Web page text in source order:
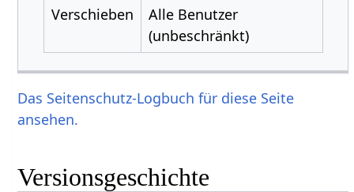
Verschieben
Alle Benutzer
(unbeschränkt)
Das Seitenschutz-Logbuch für diese Seite
ansehen.
Versionsgeschichte